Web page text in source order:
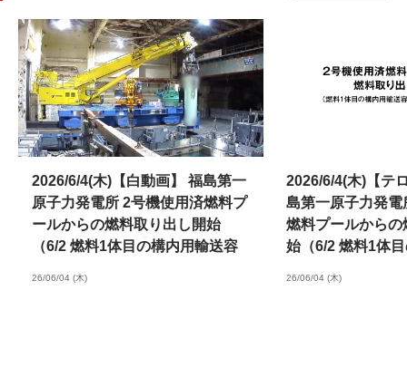
2026/6/4(木)【白動画】 福島第一
原子力発電所 2号機使用済燃料プ
ールからの燃料取り出し開始
（6/2 燃料1体目の構内用輸送容
26/06/04 (木)
2026/6/4(木)【テ
島第一原子力発電
燃料プールから
始（6/2 燃料1体
26/06/04 (木)